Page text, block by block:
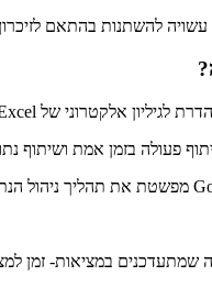
עשויה להשתנות בהתאם
שמתעדכנים במציאות- זמן